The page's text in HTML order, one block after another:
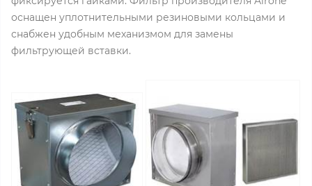
оснащен уплотнительными резиновыми кольцами и
снабжен удобным механизмом для замены
фильтрующей вставки.